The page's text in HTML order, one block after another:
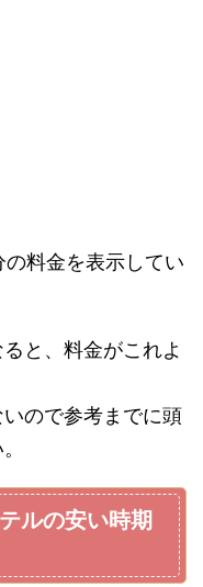
料金を表示してい
と、料金がこれよ
ので参考までに頭
ルの安い時期